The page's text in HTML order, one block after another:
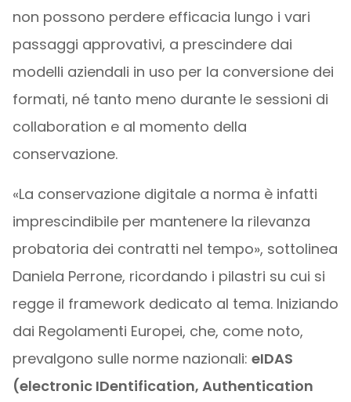
non possono perdere efficacia lungo i vari
passaggi approvativi, a prescindere dai
modelli aziendali in uso per la conversione dei
formati, né tanto meno durante le sessioni di
collaboration e al momento della
conservazione.
«La conservazione digitale a norma è infatti
imprescindibile per mantenere la rilevanza
probatoria dei contratti nel tempo», sottolinea
Daniela Perrone, ricordando i pilastri su cui si
regge il framework dedicato al tema. Iniziando
dai Regolamenti Europei, che, come noto,
prevalgono sulle norme nazionali: eIDAS
(electronic IDentification, Authentication